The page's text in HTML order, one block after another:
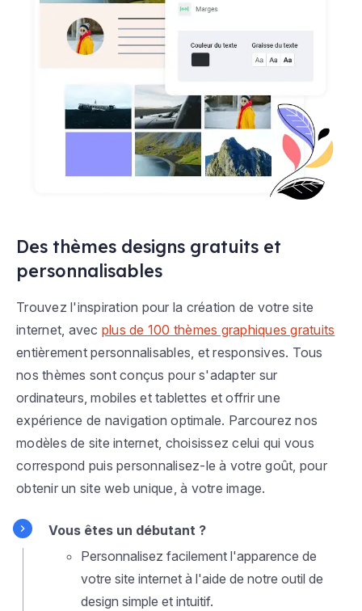
Des thèmes designs gratuits et
personnalisables
Trouvez l'inspiration pour la création de votre site
internet, avec plus de 100 thèmes graphiques gratuits
entièrement personnalisables, et responsives. Tous
nos thèmes sont conçus pour s'adapter sur
ordinateurs, mobiles et tablettes et offrir une
expérience de navigation optimale. Parcourez nos
modèles de site internet, choisissez celui qui vous
correspond puis personnalisez-le à votre goût, pour
obtenir un site web unique, à votre image.
Vous êtes un débutant ?
Personnalisez facilement l'apparence de
votre site internet à l'aide de notre outil de
design simple et intuitif.